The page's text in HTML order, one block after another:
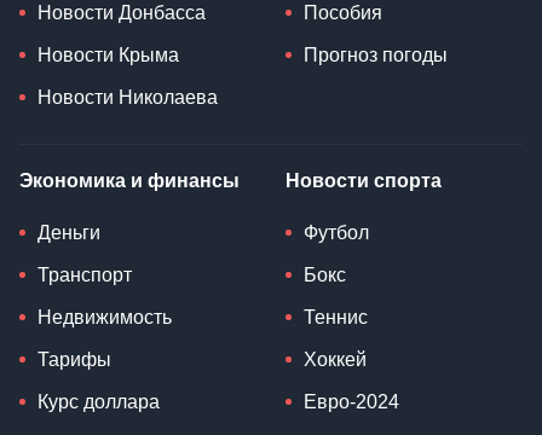
Новости Донбасса
Новости Крыма
Новости Николаева
Пособия
Прогноз погоды
Экономика и финансы
Деньги
Транспорт
Недвижимость
Тарифы
Курс доллара
Новости спорта
Футбол
Бокс
Теннис
Хоккей
Евро-2024